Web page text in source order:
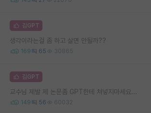
김GPT
생각이라는걸 좀 하고 살면 안될까??
169 65 30865
김GPT
교수님 제발 제 논문좀 GPT한테 쳐넣지마세요...
149 56 60032